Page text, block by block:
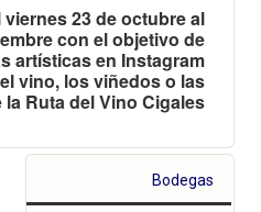
23 de octubre al
con el objetivo de
artísticas en Instagram
vino, los viñedos o las
Ruta del Vino Cigales
Bodegas